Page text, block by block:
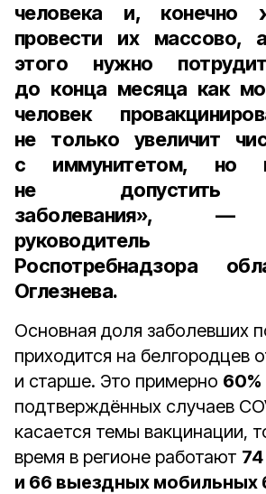
человека и, конечно
провести их массово,
этого нужно
до конца месяца как
человек
не только увеличит
с иммунитетом, но
не допустить
заболевания», —
руководитель
Роспотребнадзора
Оглезнева.
Основная доля заболевших
приходится на белгородцев
и старше. Это примерно 60%
подтверждённых случаев
касается темы вакцинации,
время в регионе работают
и 66 выездных мобильных